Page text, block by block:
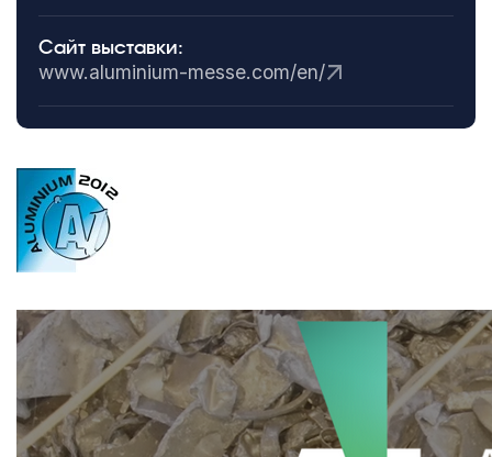
Сайт выставки:
www.aluminium-messe.com/en/